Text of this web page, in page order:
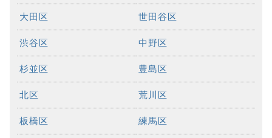
大田区 世田谷区
渋谷区 中野区
杉並区 豊島区
北区 荒川区
板橋区 練馬区